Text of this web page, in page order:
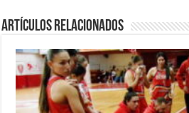
Artículos Relacionados